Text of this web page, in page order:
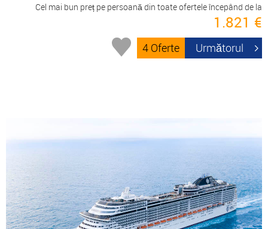
Cel mai bun preț pe persoană din toate ofertele începând de la
1.821 €
4 Oferte Următorul